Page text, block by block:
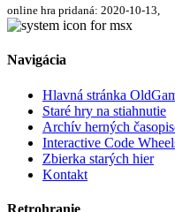
online hra pridaná: 2020-10-13,
Navigácia
Hlavná stránka
Staré hry na stiahnutie
Archív herných
Interactive Code
Zbierka starých hier
Kontakt
Retrohranie